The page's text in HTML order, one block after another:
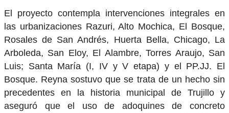
El proyecto contempla intervenciones integrales en
las urbanizaciones Razuri, Alto Mochica, El Bosque,
Rosales de San Andrés, Huerta Bella, Chicago, La
Arboleda, San Eloy, El Alambre, Torres Araujo, San
Luis; Santa María (I, IV y V etapa) y el PP.JJ. El
Bosque. Reyna sostuvo que se trata de un hecho sin
precedentes en la historia municipal de Trujillo y
aseguró que el uso de adoquines de concreto